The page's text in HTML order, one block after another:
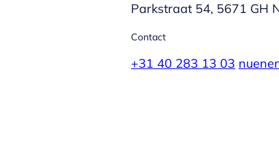
Parkstraat 54, 5671 GH
Contact
+31 40 283 13 03